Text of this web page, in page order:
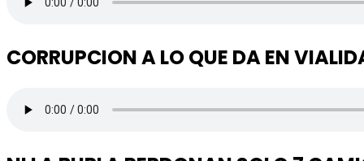
CORRUPCION A LO QUE DA EN